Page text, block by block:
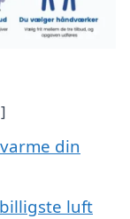
din
luft